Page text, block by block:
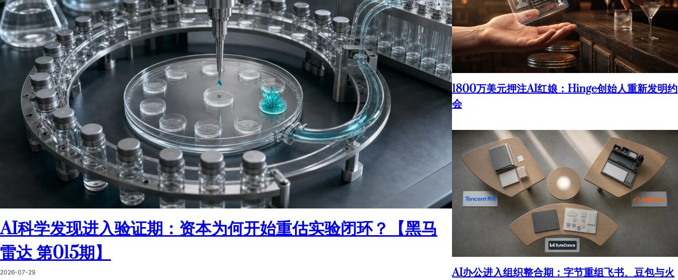
AI科学发现进入验证期：资本为何开始重估实验闭环？【黑马
雷达 第015期】
2026-07-29
1800万美元押注AI红娘：Hinge创始人重新发明约
会
AI办公进入组织整合期：字节重组飞书、豆包与火